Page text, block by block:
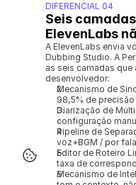
DIFERENCIAL 04
Seis
ElevenLabs
A ElevenLabs envia
Dubbing Studio. A
as seis camadas que
desenvolvedor:
Mecanismo de
98,5% de precisão
Diarização de
configuração
Pipeline de
voz+BGM / por
Editor de Roteiro
taxa de
Mecanismo de